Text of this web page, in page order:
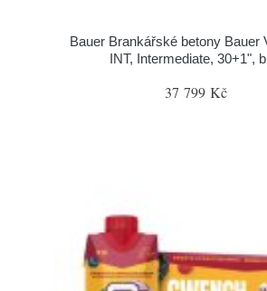
Bauer Brankářské betony Bauer
INT, Intermediate, 30+1",
37 799 Kč